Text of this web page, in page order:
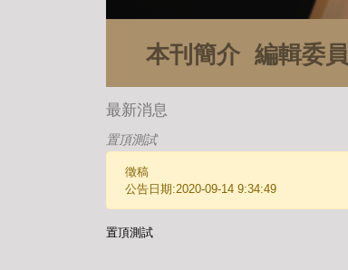
本刊簡介 編輯委員
最新消息
置頂測試
徵稿
公告日期:2020-09-14 9:34:49
置頂測試